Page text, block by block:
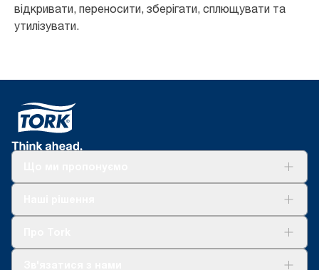
відкривати, переносити, зберігати, сплющувати та
утилізувати.